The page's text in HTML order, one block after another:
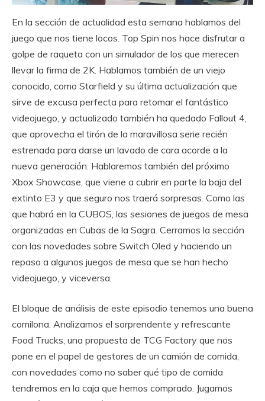
En la sección de actualidad esta semana hablamos del
juego que nos tiene locos. Top Spin nos hace disfrutar a
golpe de raqueta con un simulador de los que merecen
llevar la firma de 2K. Hablamos también de un viejo
conocido, como Starfield y su última actualización que
sirve de excusa perfecta para retomar el fantástico
videojuego, y actualizado también ha quedado Fallout 4,
que aprovecha el tirón de la maravillosa serie recién
estrenada para darse un lavado de cara acorde a la
nueva generación. Hablaremos también del próximo
Xbox Showcase, que viene a cubrir en parte la baja del
extinto E3 y que seguro nos traerá sorpresas. Como las
que habrá en la CUBOS, las sesiones de juegos de mesa
organizadas en Cubas de la Sagra. Cerramos la sección
con las novedades sobre Switch Oled y haciendo un
repaso a algunos juegos de mesa que se han hecho
videojuego, y viceversa.
El bloque de análisis de este episodio tenemos una buena
comilona. Analizamos el sorprendente y refrescante
Food Trucks, una propuesta de TCG Factory que nos
pone en el papel de gestores de un camión de comida,
con novedades como no saber qué tipo de comida
tendremos en la caja que hemos comprado. Jugamos